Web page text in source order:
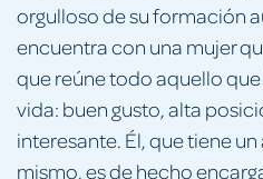
orgulloso de su formación
encuentra con una mujer
que reúne todo aquello que
vida: buen gusto, alta
interesante. Él, que tiene
mismo, es de hecho